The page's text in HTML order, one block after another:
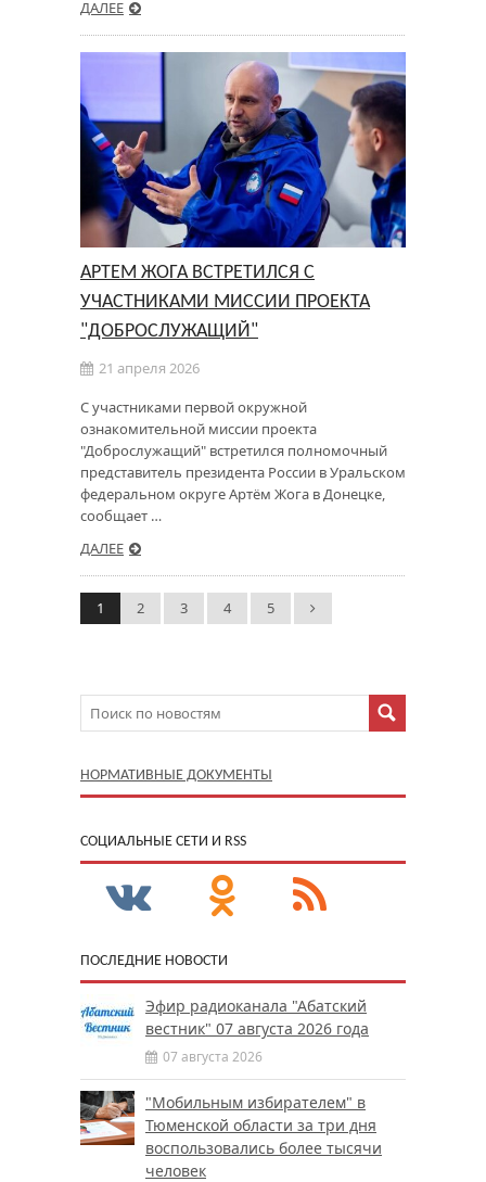
ДАЛЕЕ
АРТЕМ ЖОГА ВСТРЕТИЛСЯ С
УЧАСТНИКАМИ МИССИИ ПРОЕКТА
"ДОБРОСЛУЖАЩИЙ"
21 апреля 2026
С участниками первой окружной
ознакомительной миссии проекта
"Доброслужащий" встретился полномочный
представитель президента России в Уральском
федеральном округе Артём Жога в Донецке,
сообщает …
ДАЛЕЕ
1 2 3 4 5
НОРМАТИВНЫЕ ДОКУМЕНТЫ
CОЦИАЛЬНЫЕ СЕТИ И RSS
ПОСЛЕДНИЕ НОВОСТИ
Эфир радиоканала "Абатский
вестник" 07 августа 2026 года
07 августа 2026
"Мобильным избирателем" в
Тюменской области за три дня
воспользовались более тысячи
человек